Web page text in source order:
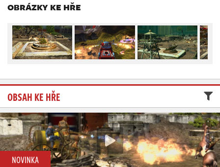
OBRÁZKY KE HŘE
OBSAH KE HŘE
NOVINKA